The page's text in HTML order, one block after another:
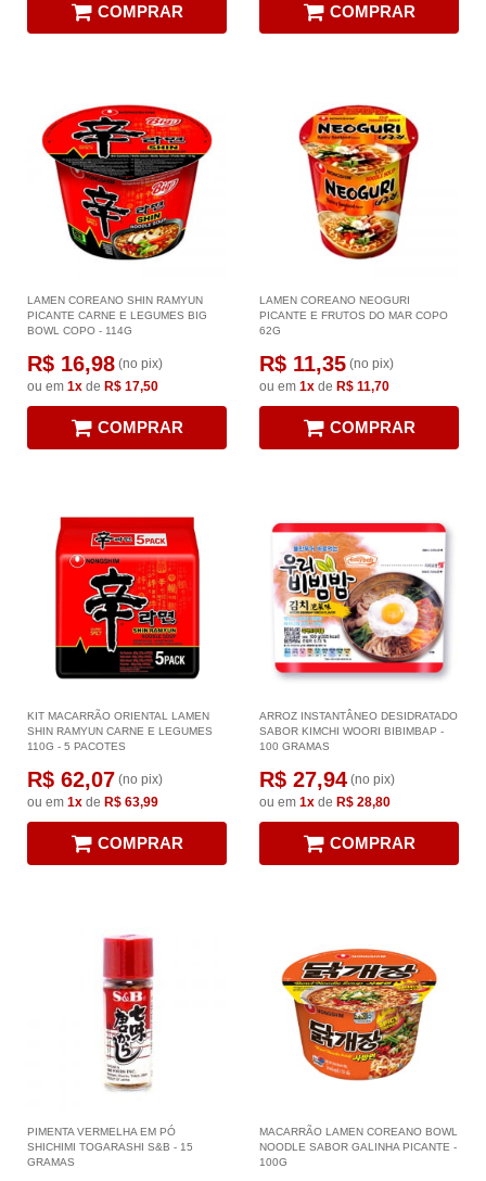
COMPRAR COMPRAR
LAMEN COREANO SHIN RAMYUN
PICANTE CARNE E LEGUMES BIG
BOWL COPO - 114G
R$ 16,98 (no pix)
ou em 1x de R$ 17,50
COMPRAR
LAMEN COREANO NEOGURI
PICANTE E FRUTOS DO MAR COPO
62G
R$ 11,35 (no pix)
ou em 1x de R$ 11,70
COMPRAR
KIT MACARRÃO ORIENTAL LAMEN
SHIN RAMYUN CARNE E LEGUMES
110G - 5 PACOTES
R$ 62,07 (no pix)
ou em 1x de R$ 63,99
COMPRAR
ARROZ INSTANTÂNEO DESIDRATADO
SABOR KIMCHI WOORI BIBIMBAP -
100 GRAMAS
R$ 27,94 (no pix)
ou em 1x de R$ 28,80
COMPRAR
PIMENTA VERMELHA EM PÓ
SHICHIMI TOGARASHI S&B - 15
GRAMAS
MACARRÃO LAMEN COREANO BOWL
NOODLE SABOR GALINHA PICANTE -
100G